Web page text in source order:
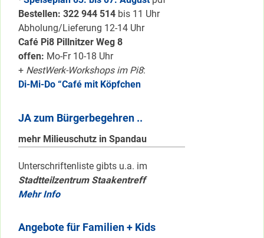
Bestellen: 322 944 514 bis 11 Uhr
Abholung/Lieferung 12-14 Uhr
Café Pi8 Pillnitzer Weg 8
offen: Mo-Fr 10-18 Uhr
+ NestWerk-Workshops im Pi8:
Di-Mi-Do “Café mit Köpfchen
JA zum Bürgerbegehren ..
mehr Milieuschutz in Spandau
Unterschriftenliste gibts u.a. im
Stadtteilzentrum Staakentreff
Mehr Info
Angebote für Familien + Kids